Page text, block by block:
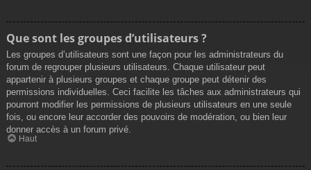
Que sont les groupes d’utilisateurs ?
Les groupes d’utilisateurs sont une façon pour les administrateurs du
forum de regrouper plusieurs utilisateurs. Chaque utilisateur peut
appartenir à plusieurs groupes et chaque groupe peut détenir des
permissions individuelles. Ceci facilite les tâches aux administrateurs qui
pourront modifier les permissions de plusieurs utilisateurs en une seule
fois, ou encore leur accorder des pouvoirs de modération, ou bien leur
donner accès à un forum privé.
Haut